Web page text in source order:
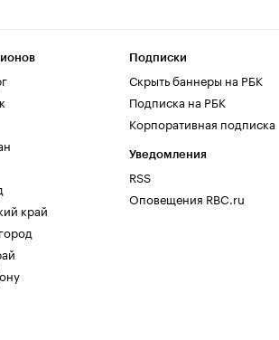
край
Подписки
Скрыть баннеры на РБК
Подписка на РБК
Корпоративная подписка
Уведомления
RSS
Оповещения RBC.ru